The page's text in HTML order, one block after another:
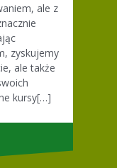
ale z
zyskujemy
ale także
kursy[…]